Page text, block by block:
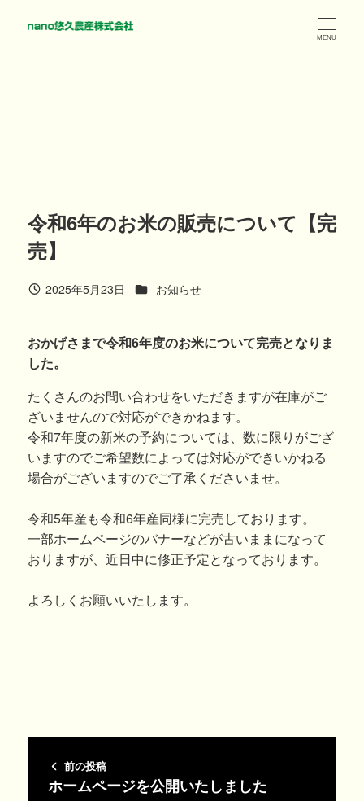
MENU
令和6年のお米の販売について【完
売】
投稿日2025年5月23日 カテゴリー
お知らせ
おかげさまで令和6年度のお米について完売となりま
した。
たくさんのお問い合わせをいただきますが在庫がご
ざいませんので対応ができかねます。
令和7年度の新米の予約については、数に限りがござ
いますのでご希望数によっては対応ができいかねる
場合がございますのでご了承くださいませ。
令和5年産も令和6年産同様に完売しております。
一部ホームページのバナーなどが古いままになって
おりますが、近日中に修正予定となっております。
よろしくお願いいたします。
前の投稿
ホームページを公開いたしました